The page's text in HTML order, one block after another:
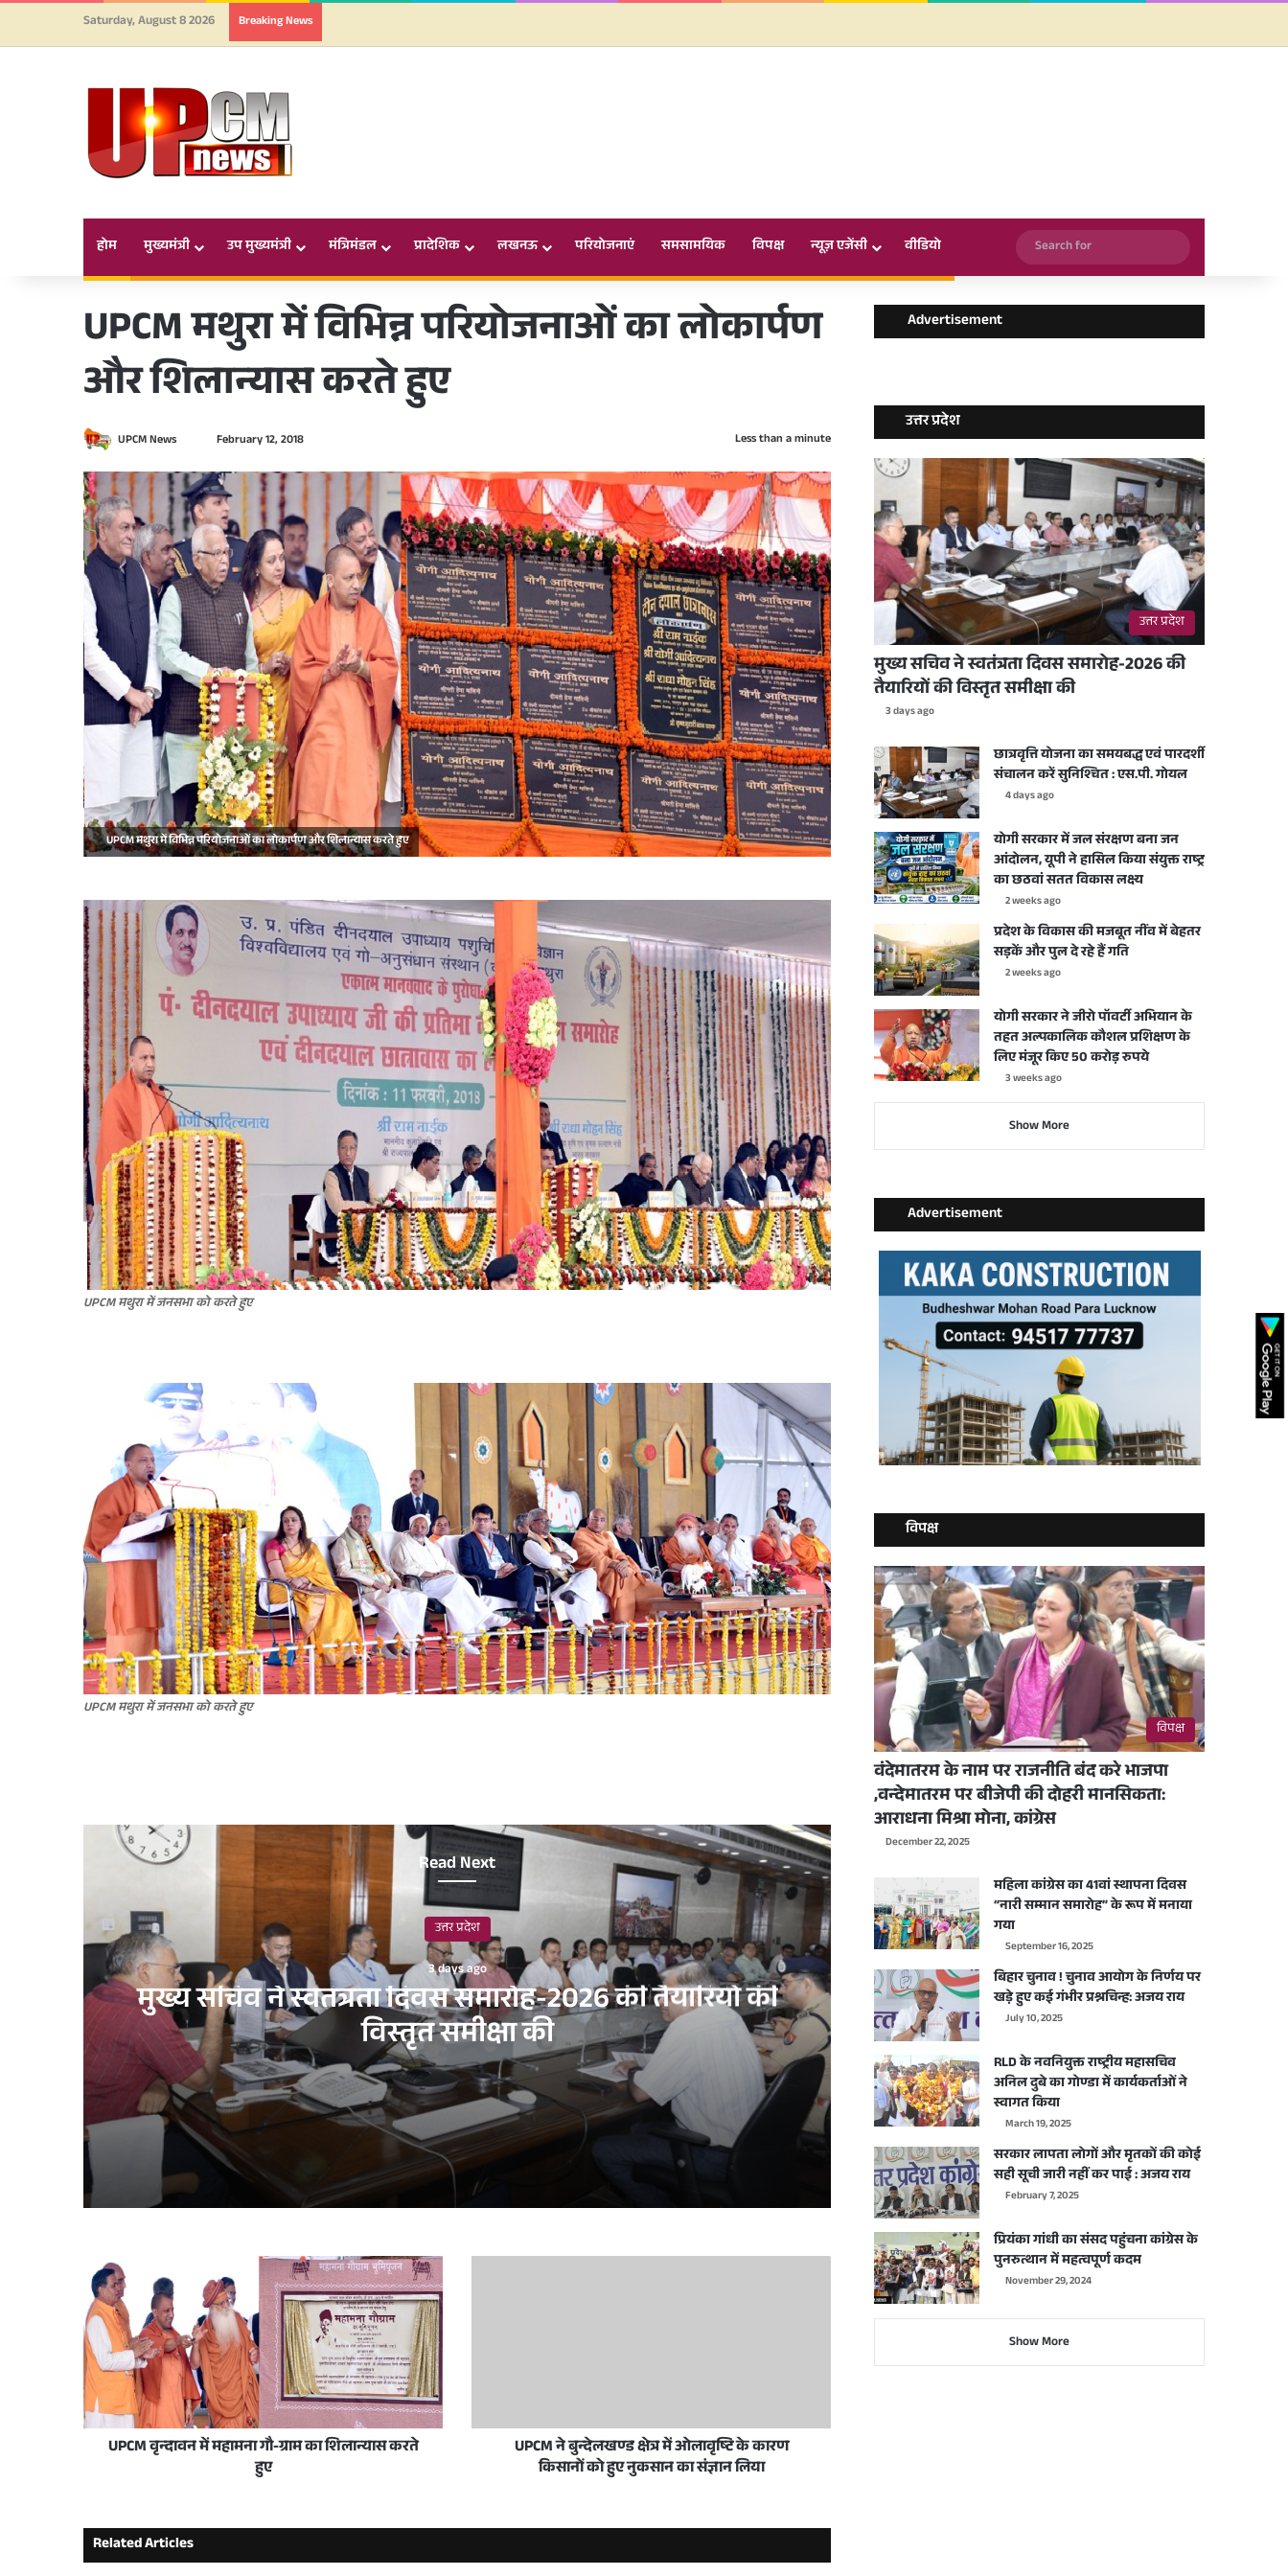
Saturday, August 8 2026 Breaking News
होम मुख्यमंत्री उप मुख्यमंत्री मंत्रिमंडल प्रादेशिक लखनऊ परियोजनाएं समसामयिक विपक्ष न्यूज़ एजेंसी वीडियो
Search
for
UPCM मथुरा में विभिन्न परियोजनाओं का लोकार्पण
और शिलान्यास करते हुए
UPCM News
n
d
a
n
e
m
a
i
l
February 12, 2018 Less than a minute
UPCM मथुरा में विभिन्न परियोजनाओं का लोकार्पण और शिलान्यास करते हुए
UPCM मथुरा में जनसभा को करते हुए
UPCM मथुरा में जनसभा को करते हुए
Read Next
उत्तर प्रदेश
3 days ago
मुख्य सचिव ने स्वतंत्रता दिवस समारोह-2026 की तैयारियों की
विस्तृत समीक्षा की
3 days ago
मुख्य सचिव ने स्वतंत्रता दिवस समारोह-2026 की तैयारियों की विस्तृत समीक्षा की
छात्रवृत्ति योजना का समयबद्ध एवं पारदर्शी संचालन करें सुनिश्चित : एस.पी. गोयल
2 weeks ago
योगी सरकार में जल संरक्षण बना जन आंदोलन, यूपी ने हासिल किया संयुक्त राष्ट्र का छठवां सतत विकास लक्ष्य
2 weeks ago
प्रदेश के विकास की मजबूत नींव में बेहतर सड़कें और पुल दे रहे हैं गति
3 weeks ago
UPCM वृन्दावन में महामना गौ-ग्राम का शिलान्यास करते
हुए
UPCM ने बुन्देलखण्ड क्षेत्र में ओलावृष्टि के कारण
किसानों को हुए नुकसान का संज्ञान लिया
Related Articles
Advertisement
उत्तर प्रदेश
उत्तर प्रदेश
मुख्य सचिव ने स्वतंत्रता दिवस समारोह-2026 की
तैयारियों की विस्तृत समीक्षा की
3 days ago
छात्रवृत्ति योजना का समयबद्ध एवं पारदर्शी
संचालन करें सुनिश्चित : एस.पी. गोयल
4 days ago
योगी सरकार में जल संरक्षण बना जन
आंदोलन, यूपी ने हासिल किया संयुक्त राष्ट्र
का छठवां सतत विकास लक्ष्य
2 weeks ago
प्रदेश के विकास की मजबूत नींव में बेहतर
सड़कें और पुल दे रहे हैं गति
2 weeks ago
योगी सरकार ने जीरो पॉवर्टी अभियान के
तहत अल्पकालिक कौशल प्रशिक्षण के
लिए मंजूर किए 50 करोड़ रुपये
3 weeks ago
Show More
Advertisement
विपक्ष
विपक्ष
वंदेमातरम के नाम पर राजनीति बंद करे भाजपा
,वन्देमातरम पर बीजेपी की दोहरी मानसिकता:
आराधना मिश्रा मोना, कांग्रेस
December 22, 2025
महिला कांग्रेस का 41वां स्थापना दिवस
“नारी सम्मान समारोह” के रूप में मनाया
गया
September 16, 2025
बिहार चुनाव ! चुनाव आयोग के निर्णय पर
खड़े हुए कई गंभीर प्रश्नचिन्ह: अजय राय
July 10, 2025
RLD के नवनियुक्त राष्ट्रीय महासचिव
अनिल दुबे का गोण्डा में कार्यकर्ताओं ने
स्वागत किया
March 19, 2025
सरकार लापता लोगों और मृतकों की कोई
सही सूची जारी नहीं कर पाई : अजय राय
February 7, 2025
प्रियंका गांधी का संसद पहुंचना कांग्रेस के
पुनरुत्थान में महत्वपूर्ण कदम
November 29, 2024
Show More